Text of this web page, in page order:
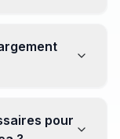
la valeur
peut être
pour